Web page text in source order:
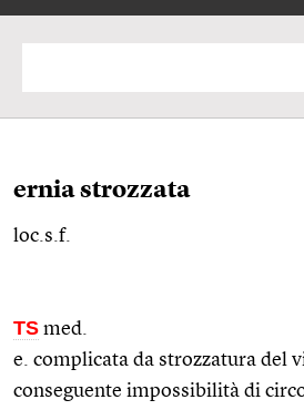
ernia strozzata
loc.s.f.
TS med.
e. complicata da strozzatura del
conseguente impossibilità di